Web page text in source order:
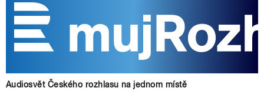
Audiosvět Českého rozhlasu na jednom místě